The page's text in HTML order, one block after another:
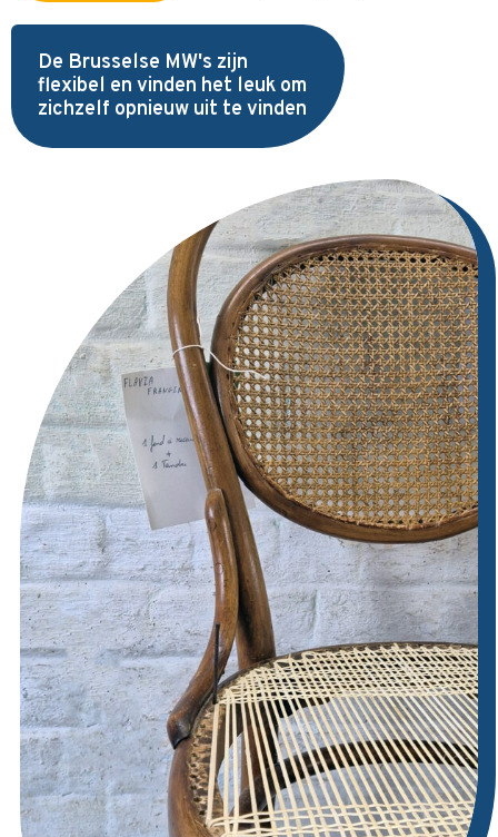
De Brusselse MW's zijn
flexibel en vinden het leuk om
zichzelf opnieuw uit te vinden